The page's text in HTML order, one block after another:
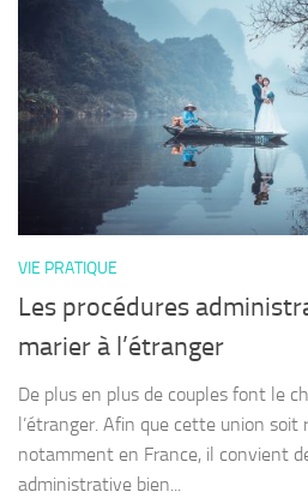
VIE PRATIQUE
Les procédures
marier à l’étranger
De plus en plus de couples font le
l’étranger. Afin que cette union
notamment en France, il convient
administrative bien...